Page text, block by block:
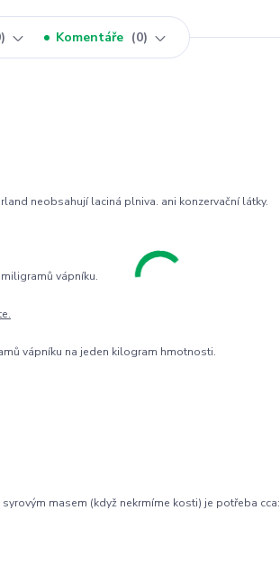
Komentáře 0
neobsahují laciná plniva. ani konzervační látky.
vápníku.
vápníku na jeden kilogram hmotnosti.
masem (když nekrmíme kosti) je potřeba cca: